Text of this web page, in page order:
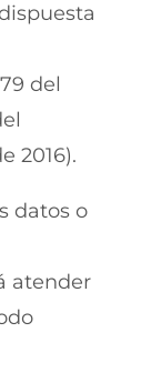
del
2016).
datos o
atender